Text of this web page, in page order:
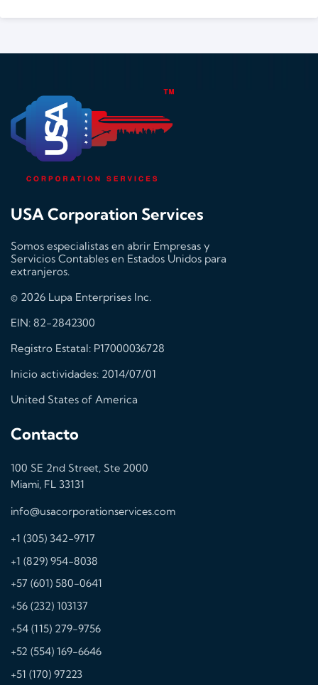
USA Corporation Services
Somos especialistas en abrir Empresas y
Servicios Contables en Estados Unidos para
extranjeros.
© 2026 Lupa Enterprises Inc.
EIN: 82-2842300
Registro Estatal: P17000036728
Inicio actividades: 2014/07/01
United States of America
Contacto
100 SE 2nd Street, Ste 2000
Miami, FL 33131
info@usacorporationservices.com
+1 (305) 342-9717
+1 (829) 954-8038
+57 (601) 580-0641
+56 (232) 103137
+54 (115) 279-9756
+52 (554) 169-6646
+51 (170) 97223